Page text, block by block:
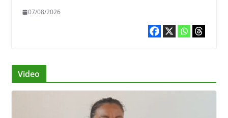
07/08/2026
Video